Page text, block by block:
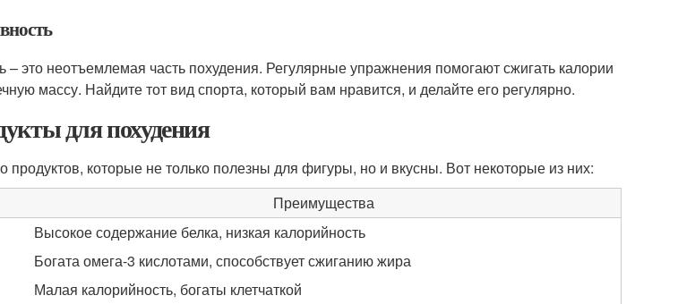
– это неотъемлемая часть похудения. Регулярные упражнения помогают сжигать калории
массу. Найдите тот вид спорта, который вам нравится, и делайте его регулярно.
для похудения
продуктов, которые не только полезны для фигуры, но и вкусны. Вот некоторые из них:
Преимущества
Высокое содержание белка, низкая калорийность
Богата омега-3 кислотами, способствует сжиганию жира
Малая калорийность, богаты клетчаткой